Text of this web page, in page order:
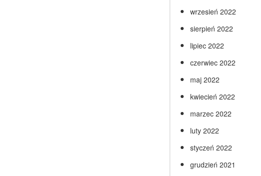
wrzesień 2022
sierpień 2022
lipiec 2022
czerwiec 2022
maj 2022
kwiecień 2022
marzec 2022
luty 2022
styczeń 2022
grudzień 2021